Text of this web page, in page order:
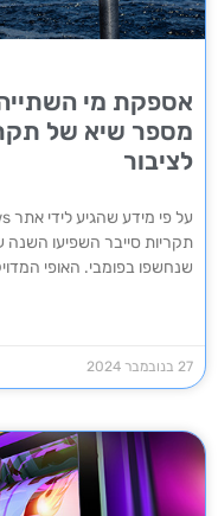
אספקת מי
מספר שיא של
לציבור
תקריות סייבר השפיעו
שנחשפו בפומבי. האופי
27 בנובמבר 2024